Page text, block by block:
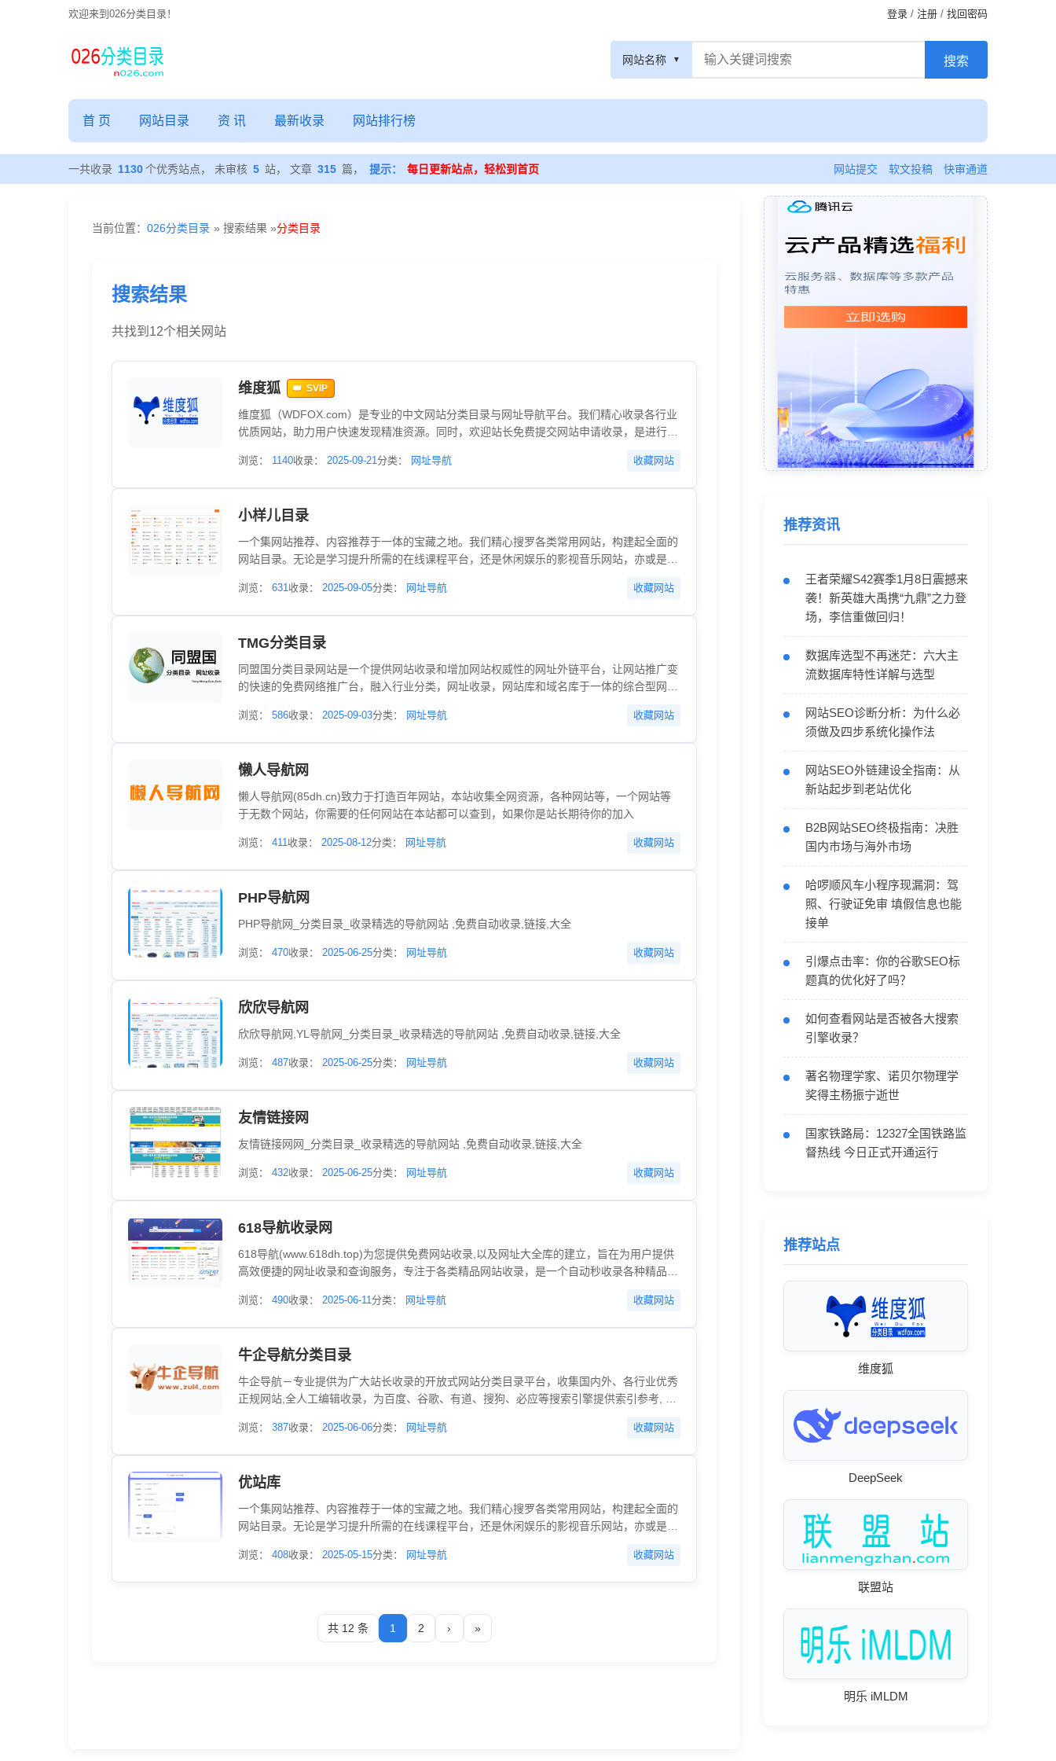
欢迎来到026分类目录！ 登录 / 注册 / 找回密码
类
目
网站名称
首 页 网站目录 资 讯 最新收录 网站排行榜
一共收录 1130个优秀站点， 未审核 5 站， 文章 315 篇， 提示： 每日更新站点，轻松到首页 网站提交 软文投稿 快审通道
当前位置： 026分类目录 » 搜索结果 »分类目录
搜索结果
共找到 12个相关网站
维度狐 SVIP
维度狐（WDFOX.com）是专业的中文网站分类目录与网址导航平台。我们精心收录各行业
优质网站，助力用户快速发现精准资源。同时，欢迎站长免费提交网站申请收录，是进行网
浏览： 1140收录： 2025-09-21分类： 网址导航 收藏网站
小样儿目录
一个集网站推荐、内容推荐于一体的宝藏之地。我们精心搜罗各类常用网站，构建起全面的
网站目录。无论是学习提升所需的在线课程平台，还是休闲娱乐的影视音乐网站，亦或是商
的建站交流社区。站长们在此分享经验、探讨技术，共同提升网站建设水平。作为网址导
浏览： 631收录： 2025-09-05分类： 网址导航 收藏网站
TMG分类目录
同盟国分类目录网站是一个提供网站收录和增加网站权威性的网址外链平台，让网站推广变
的快速的免费网络推广台，融入行业分类，网址收录，网站库和域名库于一体的综合型网
浏览： 586收录： 2025-09-03分类： 网址导航 收藏网站
懒人导航网
懒人导航网(85dh.cn)致力于打造百年网站，本站收集全网资源，各种网站等，一个网站等
于无数个网站，你需要的任何网站在本站都可以查到，如果你是站长期待你的加入
浏览： 411收录： 2025-08-12分类： 网址导航 收藏网站
PHP导航网
PHP导航网_分类目录_收录精选的导航网站 ,免费自动收录,链接,大全
浏览： 470收录： 2025-06-25分类： 网址导航 收藏网站
欣欣导航网
欣欣导航网,YL导航网_分类目录_收录精选的导航网站 ,免费自动收录,链接,大全
浏览： 487收录： 2025-06-25分类： 网址导航 收藏网站
友情链接网
友情链接网网_分类目录_收录精选的导航网站 ,免费自动收录,链接,大全
浏览： 432收录： 2025-06-25分类： 网址导航 收藏网站
618导航收录网
618导航(www.618dh.top)为您提供免费网站收录,以及网址大全库的建立，旨在为用户提供
高效便捷的网址收录和查询服务，专注于各类精品网站收录，是一个自动秒收录各种精品网
台！同时提供最全的优秀名站导航。
浏览： 490收录： 2025-06-11分类： 网址导航 收藏网站
牛企导航分类目录
牛企导航－专业提供为广大站长收录的开放式网站分类目录平台，收集国内外、各行业优秀
正规网站,全人工编辑收录，为百度、谷歌、有道、搜狗、必应等搜索引擎提供索引参考, 同
浏览： 387收录： 2025-06-06分类： 网址导航 收藏网站
优站库
一个集网站推荐、内容推荐于一体的宝藏之地。我们精心搜罗各类常用网站，构建起全面的
网站目录。无论是学习提升所需的在线课程平台，还是休闲娱乐的影视音乐网站，亦或是商
的建站交流社区。站长们在此分享经验、探讨技术，共同提升网站建设水平。作为网址导
浏览： 408收录： 2025-05-15分类： 网址导航 收藏网站
共 12 条 1 2 › »
推荐资讯
王者荣耀S42赛季1月8日震撼来
袭！新英雄大禹携“九鼎”之力登
场，李信重做回归！
数据库选型不再迷茫：六大主
流数据库特性详解与选型
网站SEO诊断分析：为什么必
须做及四步系统化操作法
网站SEO外链建设全指南：从
新站起步到老站优化
B2B网站SEO终极指南：决胜
国内市场与海外市场
哈啰顺风车小程序现漏洞：驾
照、行驶证免审 填假信息也能
接单
引爆点击率：你的谷歌SEO标
题真的优化好了吗？
如何查看网站是否被各大搜索
引擎收录？
著名物理学家、诺贝尔物理学
奖得主杨振宁逝世
国家铁路局：12327全国铁路监
督热线 今日正式开通运行
推荐站点
维度狐
DeepSeek
联盟站
明乐 iMLDM